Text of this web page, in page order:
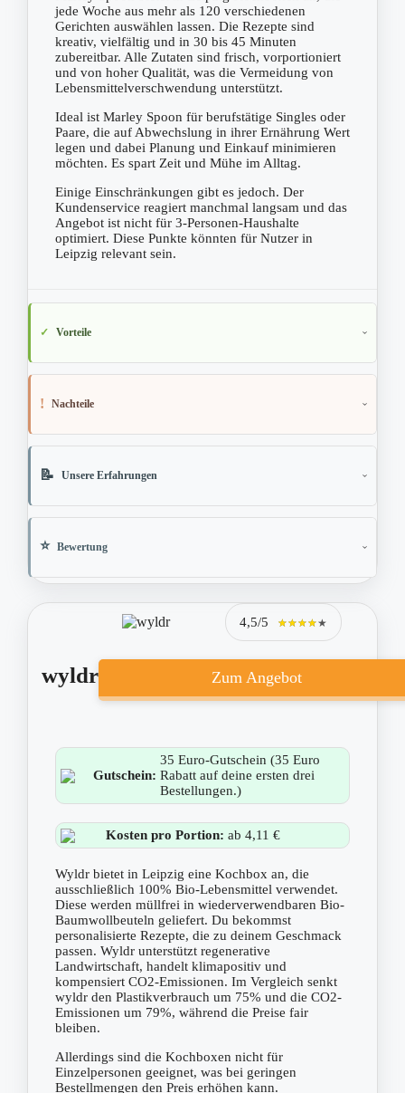
jede Woche aus mehr als 120 verschiedenen
Gerichten auswählen lassen. Die Rezepte sind
kreativ, vielfältig und in 30 bis 45 Minuten
zubereitbar. Alle Zutaten sind frisch, vorportioniert
und von hoher Qualität, was die Vermeidung von
Lebensmittelverschwendung unterstützt.
Ideal ist Marley Spoon für berufstätige Singles oder
Paare, die auf Abwechslung in ihrer Ernährung Wert
legen und dabei Planung und Einkauf minimieren
möchten. Es spart Zeit und Mühe im Alltag.
Einige Einschränkungen gibt es jedoch. Der
Kundenservice reagiert manchmal langsam und das
Angebot ist nicht für 3-Personen-Haushalte
optimiert. Diese Punkte könnten für Nutzer in
Leipzig relevant sein.
Vorteile
Nachteile
Unsere Erfahrungen
Bewertung
wyldr
4,5/5 ★★★★★
★★★★★
Zum Angebot
Gutschein:
35 Euro-Gutschein (35 Euro
Rabatt auf deine ersten drei
Bestellungen.)
Kosten pro Portion: ab 4,11 €
Wyldr bietet in Leipzig eine Kochbox an, die
ausschließlich 100% Bio-Lebensmittel verwendet.
Diese werden müllfrei in wiederverwendbaren Bio-
Baumwollbeuteln geliefert. Du bekommst
personalisierte Rezepte, die zu deinem Geschmack
passen. Wyldr unterstützt regenerative
Landwirtschaft, handelt klimapositiv und
kompensiert CO2-Emissionen. Im Vergleich senkt
wyldr den Plastikverbrauch um 75% und die CO2-
Emissionen um 79%, während die Preise fair
bleiben.
Allerdings sind die Kochboxen nicht für
Einzelpersonen geeignet, was bei geringen
Bestellmengen den Preis erhöhen kann.